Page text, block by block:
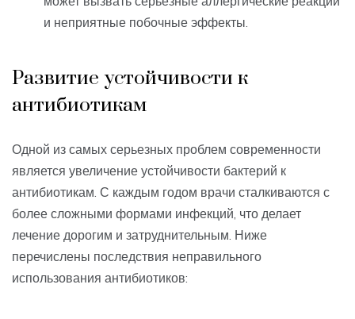
и неприятные побочные эффекты.
Развитие устойчивости к
антибиотикам
Одной из самых серьезных проблем современности
является увеличение устойчивости бактерий к
антибиотикам. С каждым годом врачи сталкиваются с
более сложными формами инфекций, что делает
лечение дорогим и затруднительным. Ниже
перечислены последствия неправильного
использования антибиотиков: